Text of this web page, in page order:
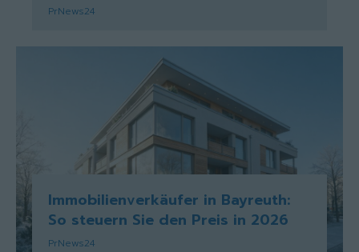
PrNews24
Immobilienverkäufer in Bayreuth:
So steuern Sie den Preis in 2026
PrNews24